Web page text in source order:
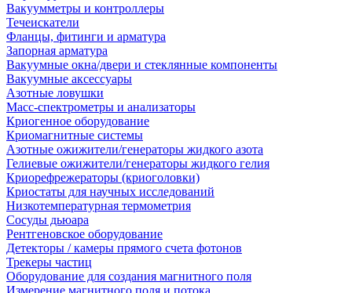
Вакуумметры и контроллеры
Течеискатели
Фланцы, фитинги и арматура
Запорная арматура
Вакуумные окна/двери и стеклянные компоненты
Вакуумные аксессуары
Азотные ловушки
Масс-спектрометры и анализаторы
Криогенное оборудование
Криомагнитные системы
Азотные ожижители/генераторы жидкого азота
Гелиевые ожижители/генераторы жидкого гелия
Криорефрежераторы (криоголовки)
Криостаты для научных исследований
Низкотемпературная термометрия
Сосуды дьюара
Рентгеновское оборудование
Детекторы / камеры прямого счета фотонов
Трекеры частиц
Оборудование для создания магнитного поля
Измерение магнитного поля и потока